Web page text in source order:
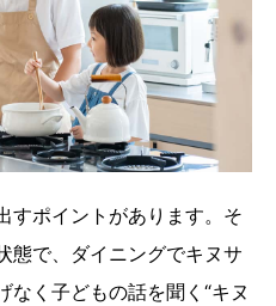
すポイントがあります。そ
態で、ダイニングでキヌサ
なく子どもの話を聞く“キヌ